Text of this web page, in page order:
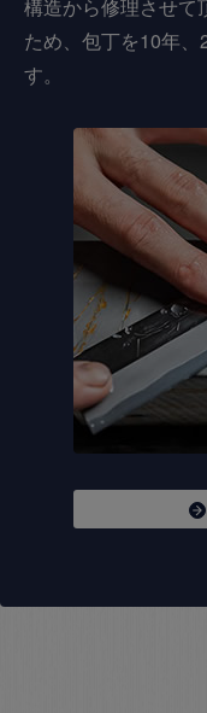
構造から修理させて
ため、包丁を10年
す。